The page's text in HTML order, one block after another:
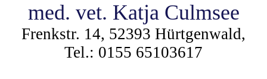
med. vet. Katja Culmsee
Frenkstr. 14, 52393 Hürtgenwald,
Tel.: 0155 65103617